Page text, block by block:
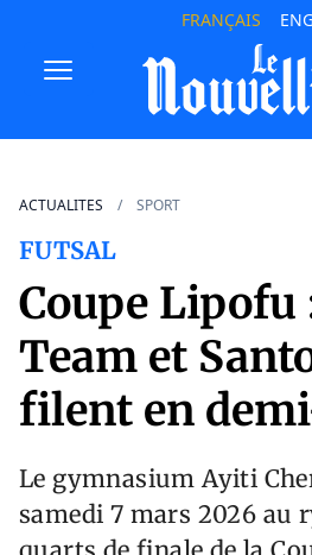
FRANÇAIS
ACTUALITES SPORT
FUTSAL
Coupe Lipofu
Team et
filent en
Le gymnasium Ayiti
samedi 7 mars 2026 au